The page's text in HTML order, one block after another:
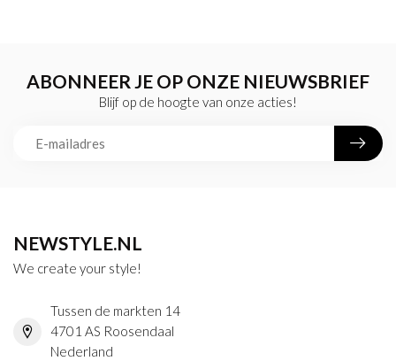
ABONNEER JE OP ONZE NIEUWSBRIEF
Blijf op de hoogte van onze acties!
NEWSTYLE.NL
We create your style!
Tussen de markten 14
4701 AS Roosendaal
Nederland